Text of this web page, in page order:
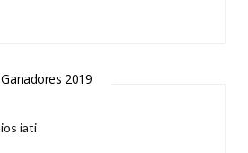
Ganadores 2019